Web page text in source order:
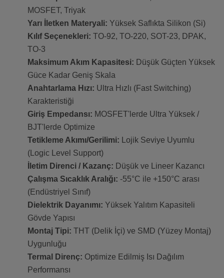
MOSFET, Triyak
Yarı İletken Materyali: Yüksek Saflıkta Silikon (Si)
Kılıf Seçenekleri: TO-92, TO-220, SOT-23, DPAK,
TO-3
Maksimum Akım Kapasitesi: Düşük Güçten Yüksek
Güce Kadar Geniş Skala
Anahtarlama Hızı: Ultra Hızlı (Fast Switching)
Karakteristiği
Giriş Empedansı: MOSFET'lerde Ultra Yüksek /
BJT'lerde Optimize
Tetikleme Akımı/Gerilimi: Lojik Seviye Uyumlu
(Logic Level Support)
İletim Direnci / Kazanç: Düşük ve Lineer Kazancı
Çalışma Sıcaklık Aralığı: -55°C ile +150°C arası
(Endüstriyel Sınıf)
Dielektrik Dayanımı: Yüksek Yalıtım Kapasiteli
Gövde Yapısı
Montaj Tipi: THT (Delik İçi) ve SMD (Yüzey Montaj)
Uygunluğu
Termal Direnç: Optimize Edilmiş Isı Dağılım
Performansı